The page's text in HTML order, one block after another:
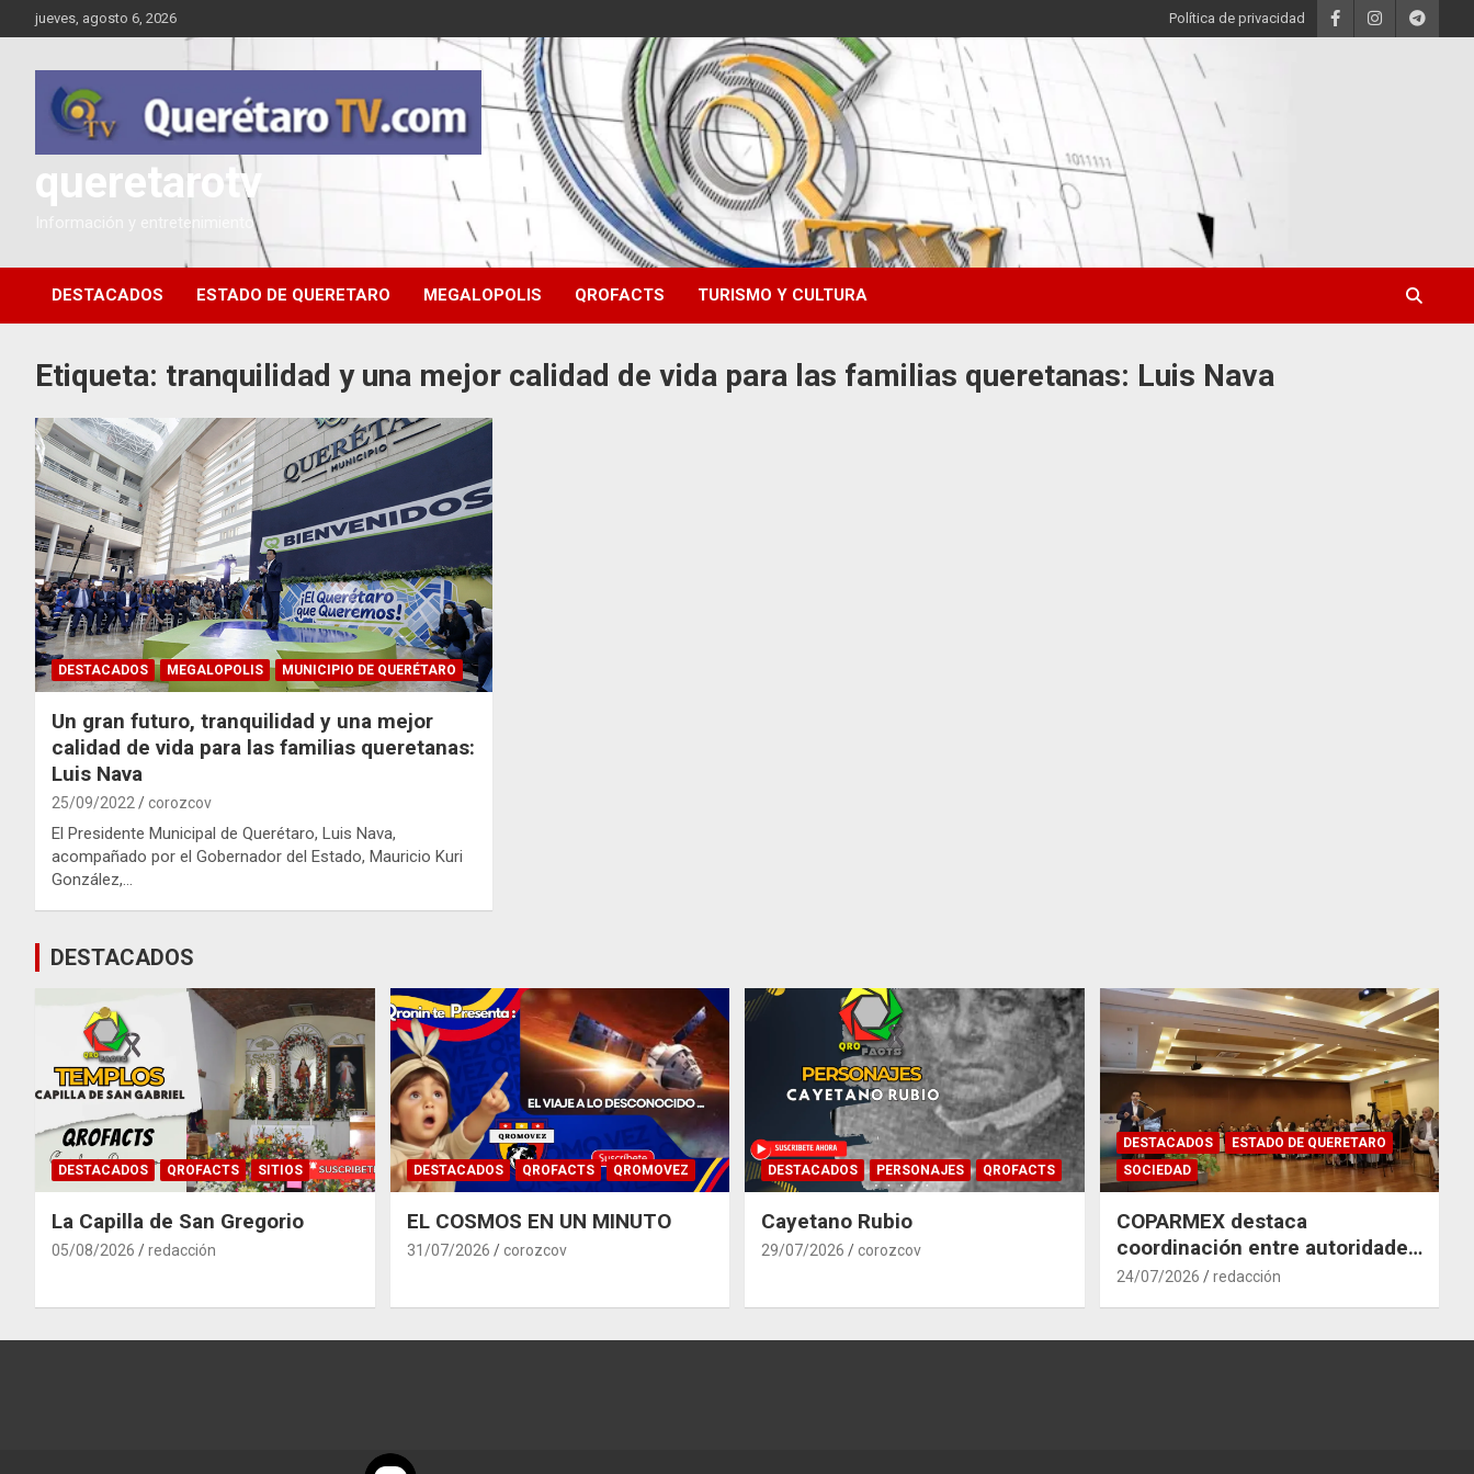
Saltar
al
jueves, agosto 6, 2026 Política de privacidad
queretarotv
Información y entretenimiento
DESTACADOS ESTADO DE QUERETARO MEGALOPOLIS QROFACTS TURISMO Y CULTURA
Etiqueta: tranquilidad y una mejor calidad de vida para las familias queretanas: Luis Nava
DESTACADOS MEGALOPOLIS MUNICIPIO DE QUERÉTARO
Un gran futuro, tranquilidad y una mejor
calidad de vida para las familias queretanas:
Luis Nava
25/09/2022 corozcov
El Presidente Municipal de Querétaro, Luis Nava,
acompañado por el Gobernador del Estado, Mauricio Kuri
González,…
DESTACADOS
DESTACADOS QROFACTS SITIOS
La Capilla de San Gregorio
05/08/2026 redacción
DESTACADOS QROFACTS QROMOVEZ
EL COSMOS EN UN MINUTO
31/07/2026 corozcov
DESTACADOS PERSONAJES QROFACTS
Cayetano Rubio
29/07/2026 corozcov
DESTACADOS
ESTADO DE QUERETARO
SOCIEDAD
COPARMEX destaca
coordinación entre autoridades
y empresas para mitigar el
24/07/2026 redacción